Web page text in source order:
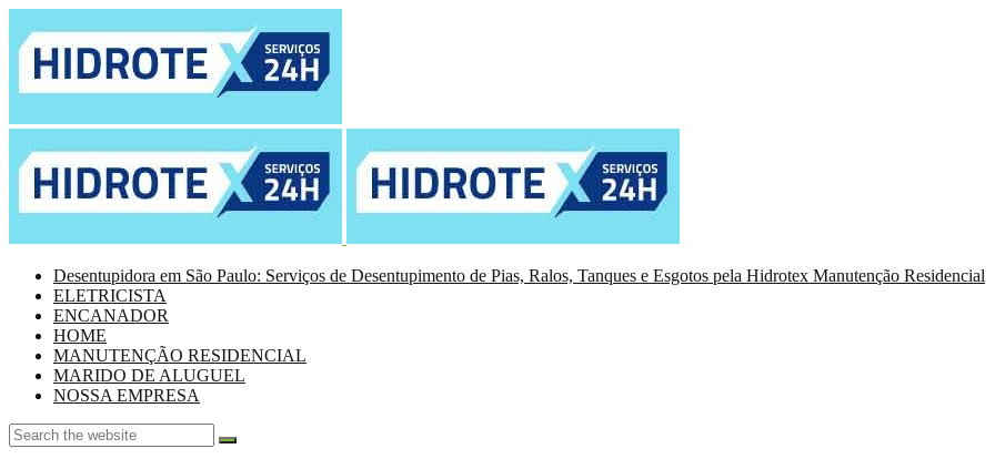
Desentupidora em São Paulo: Serviços de Desentupimento de Pias, Ralos, Tanques e Esgotos pela Hidrotex Manutenção Residencial
ELETRICISTA
ENCANADOR
HOME
MANUTENÇÃO RESIDENCIAL
MARIDO DE ALUGUEL
NOSSA EMPRESA